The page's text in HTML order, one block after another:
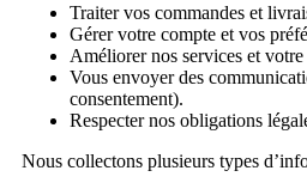
Traiter vos commandes et
Gérer votre compte et vos
Améliorer nos services et
Vous envoyer des
consentement).
Respecter nos obligations
Nous collectons plusieurs types